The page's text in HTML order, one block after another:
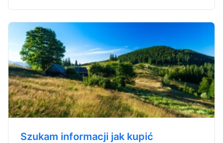
Szukam informacji jak kupić